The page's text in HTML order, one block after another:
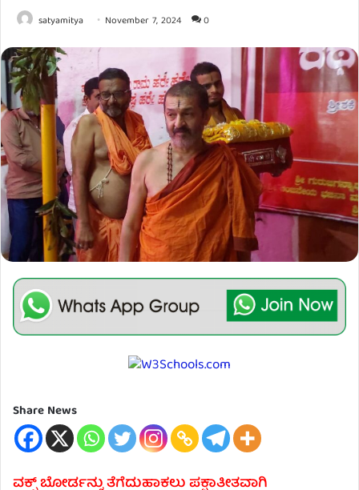
satyamitya November 7, 2024 0
Share News
ವಕ್ಪ್ ಬೋರ್ಡನ್ನು ತೆಗೆದುಹಾಕಲು ಪಕ್ಷಾತೀತವಾಗಿ